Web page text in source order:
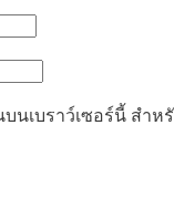
นเบราว์เซอร์นี้ สำห